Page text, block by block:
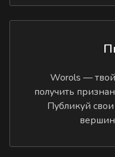
Worols —
получить
Публикуй